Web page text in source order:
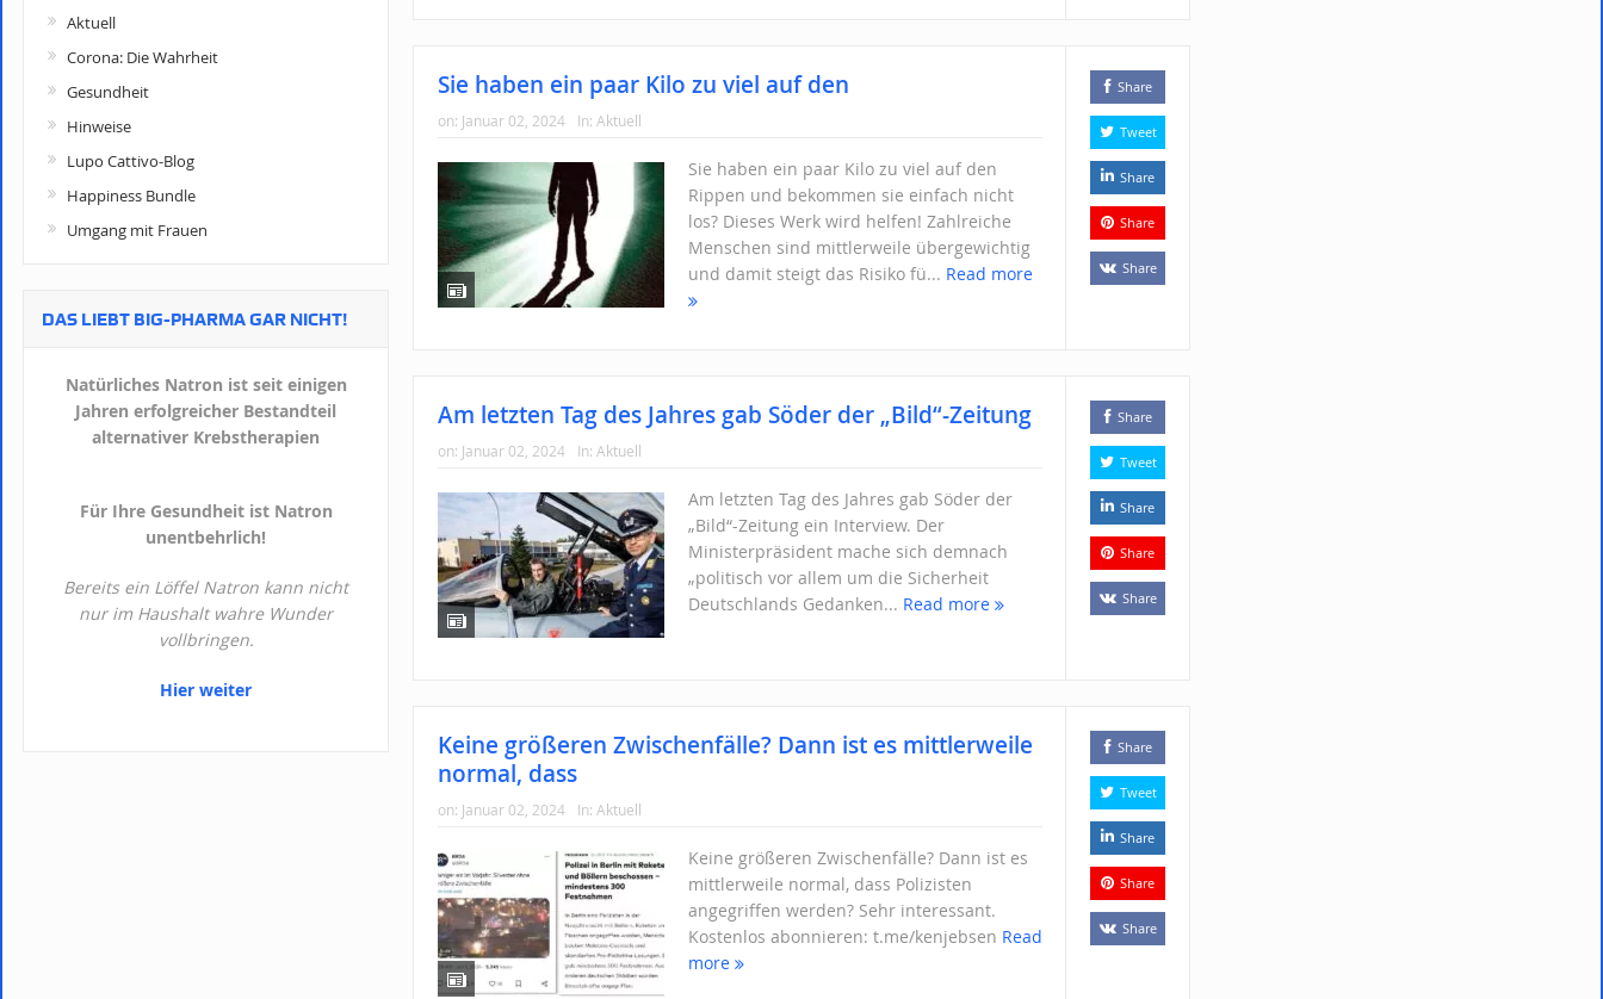
Sie haben ein paar Kilo zu viel auf den
on: Januar 02, 2024 In: Aktuell
Sie haben ein paar Kilo zu viel auf den
Rippen und bekommen sie einfach nicht
los? Dieses Werk wird helfen! Zahlreiche
Menschen sind mittlerweile übergewichtig
und damit steigt das Risiko fü... Read more
Share
Tweet
Share
Share
Share
Am letzten Tag des Jahres gab Söder der „Bild“-Zeitung
on: Januar 02, 2024 In: Aktuell
Am letzten Tag des Jahres gab Söder der
„Bild“-Zeitung ein Interview. Der
Ministerpräsident mache sich demnach
„politisch vor allem um die Sicherheit
Deutschlands Gedanken... Read more
Share
Tweet
Share
Share
Share
Keine größeren Zwischenfälle? Dann ist es mittlerweile
normal, dass
on: Januar 02, 2024 In: Aktuell
Keine größeren Zwischenfälle? Dann ist es
mittlerweile normal, dass Polizisten
angegriffen werden? Sehr interessant.
Kostenlos abonnieren: t.me/kenjebsen Read
more
Share
Tweet
Share
Share
Share
Aktuell
Corona: Die Wahrheit
Gesundheit
Hinweise
Lupo Cattivo-Blog
Happiness Bundle
Umgang mit Frauen
DAS LIEBT BIG-PHARMA GAR NICHT!
Natürliches Natron ist seit einigen
Jahren erfolgreicher Bestandteil
alternativer Krebstherapien
Für Ihre Gesundheit ist Natron
unentbehrlich!
Bereits ein Löffel Natron kann nicht
nur im Haushalt wahre Wunder
vollbringen.
Hier weiter